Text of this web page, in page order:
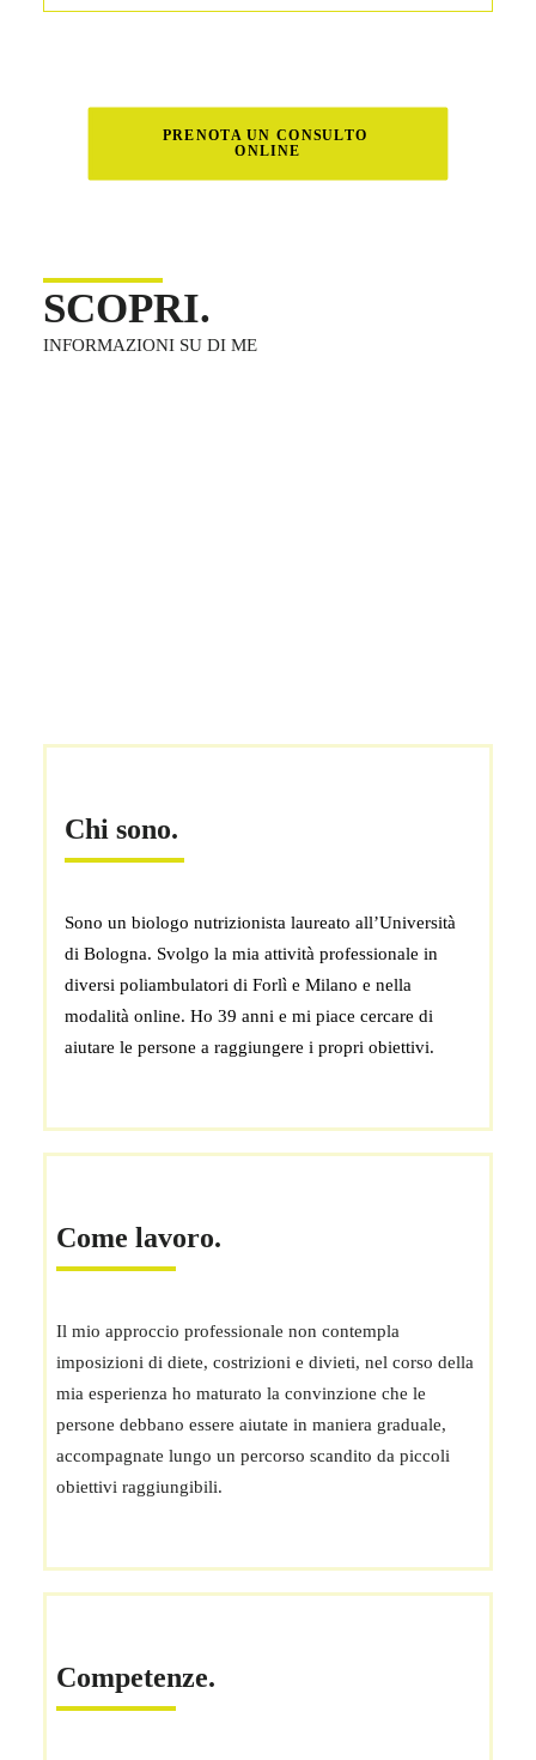
PRENOTA UN CONSULTO
ONLINE
SCOPRI.
INFORMAZIONI SU DI ME
Chi sono.
Sono un biologo nutrizionista laureato all’Università
di Bologna. Svolgo la mia attività professionale in
diversi poliambulatori di Forlì e Milano e nella
modalità online. Ho 39 anni e mi piace cercare di
aiutare le persone a raggiungere i propri obiettivi.
Come lavoro.
Il mio approccio professionale non contempla
imposizioni di diete, costrizioni e divieti, nel corso della
mia esperienza ho maturato la convinzione che le
persone debbano essere aiutate in maniera graduale,
accompagnate lungo un percorso scandito da piccoli
obiettivi raggiungibili.
Competenze.